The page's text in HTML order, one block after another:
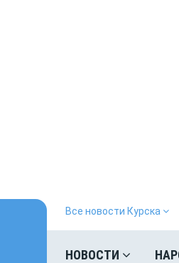
Все новости Курска
НОВОСТИ